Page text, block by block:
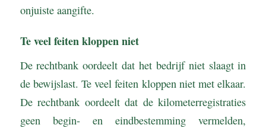
onjuiste aangifte.
Te veel feiten kloppen niet
De rechtbank oordeelt dat het bedrijf niet slaagt in
de bewijslast. Te veel feiten kloppen niet met elkaar.
De rechtbank oordeelt dat de kilometerregistraties
geen begin- en eindbestemming vermelden,